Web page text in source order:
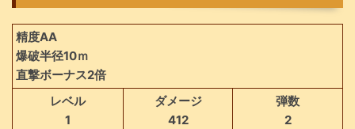
精度AA
爆破半径10ｍ
直撃ボーナス2倍
レベル
1
ダメージ
412
弾数
2